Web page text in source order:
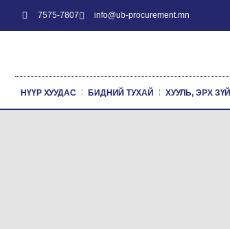
7575-7807 info@ub-procurement.mn
НҮҮР ХУУДАС БИДНИЙ ТУХАЙ ХУУЛЬ, ЭРХ ЗҮЙ